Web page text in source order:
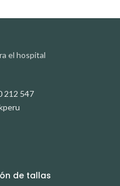
el hospital
212 547
de tallas